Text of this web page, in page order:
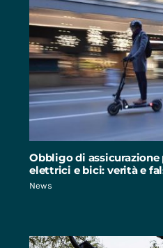
Obbligo di
elettrici e bici: verità e
News